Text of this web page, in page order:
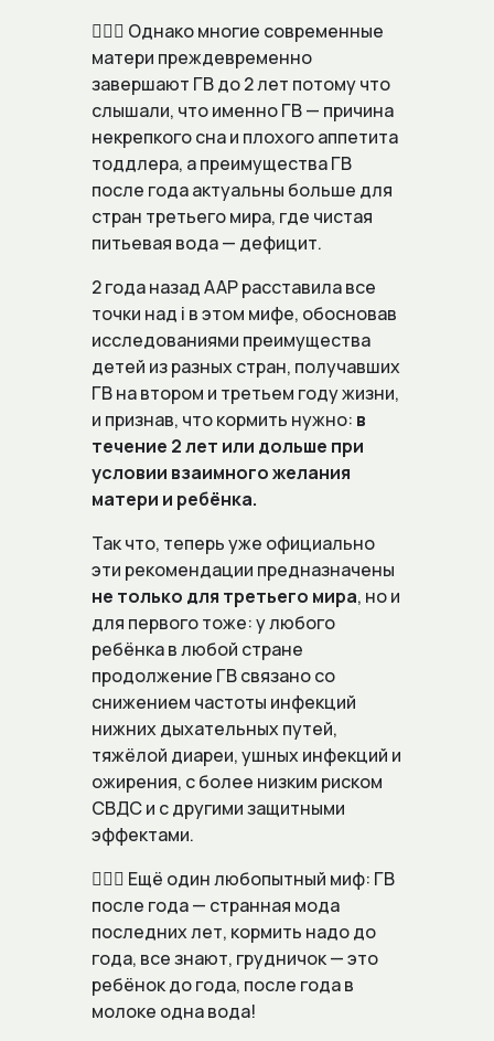
🙅🏼‍♀️ Однако многие современные
матери преждевременно
завершают ГВ до 2 лет потому что
слышали, что именно ГВ — причина
некрепкого сна и плохого аппетита
тоддлера, апреимущества ГВ
после года актуальны больше для
стран третьего мира, где чистая
питьевая вода — дефицит.
2 года назад AAP расставила все
точки над i в этом мифе, обосновав
исследованиями преимущества
детей из разных стран, получавших
ГВ на втором и третьем году жизни,
и признав, что кормить нужно: в
течение 2 лет или дольше при
условии взаимного желания
матери и ребёнка.
Так что, теперь уже официально
эти рекомендации предназначены
не только для третьего мира, но и
для первого тоже: у любого
ребёнка в любой стране
продолжение ГВ связано со
снижением частоты инфекций
нижних дыхательных путей,
тяжёлой диареи, ушных инфекций и
ожирения, с более низким риском
СВДС и с другими защитными
эффектами.
🙅🏼‍♀️ Ещё один любопытный миф: ГВ
после года — странная мода
последних лет, кормить надо до
года, все знают, грудничок — это
ребёнок до года, после года в
молоке одна вода!